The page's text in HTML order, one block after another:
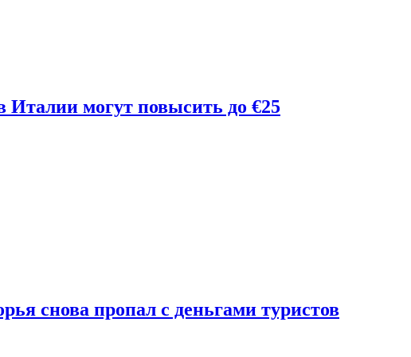
Италии могут повысить до €25
снова пропал с деньгами туристов